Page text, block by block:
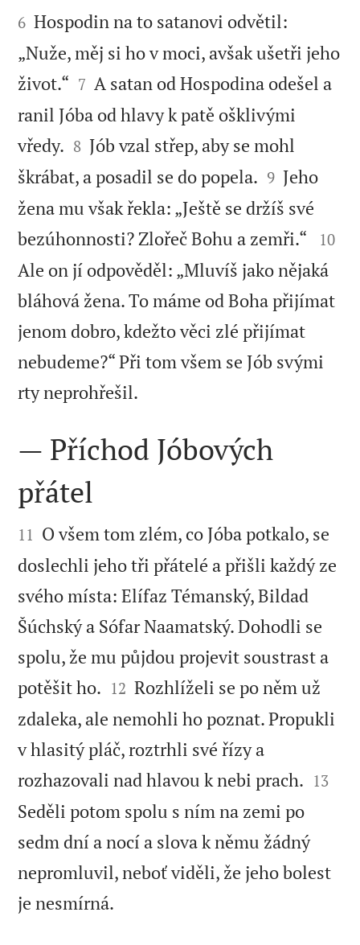


6 Hospodin na to satanovi odvětil:
„Nuže, měj si ho v moci, avšak ušetři jeho
život.“ 

7 A satan od Hospodina odešel a
ranil Jóba od hlavy k patě ošklivými
vředy. 

8 Jób vzal střep, aby se mohl
škrábat, a posadil se do popela. 

9 Jeho
žena mu však řekla: „Ještě se držíš své
bezúhonnosti? Zlořeč Bohu a zemři.“


10
Ale on jí odpověděl: „Mluvíš jako nějaká
bláhová žena. To máme od Boha přijímat
jenom dobro, kdežto věci zlé přijímat
nebudeme?“ Při tom všem se Jób svými
rty neprohřešil.

— Příchod Jóbových
přátel

11 O všem tom zlém, co Jóba potkalo, se
doslechli jeho tři přátelé a přišli každý ze
svého místa: Elífaz Témanský, Bildad
Šúchský a Sófar Naamatský. Dohodli se
spolu, že mu půjdou projevit soustrast a
potěšit ho. 

12 Rozhlíželi se po něm už
zdaleka, ale nemohli ho poznat. Propukli
v hlasitý pláč, roztrhli své řízy a
rozhazovali nad hlavou k nebi prach. 

13
Seděli potom spolu s ním na zemi po
sedm dní a nocí a slova k němu žádný
nepromluvil, neboť viděli, že jeho bolest
je nesmírná.